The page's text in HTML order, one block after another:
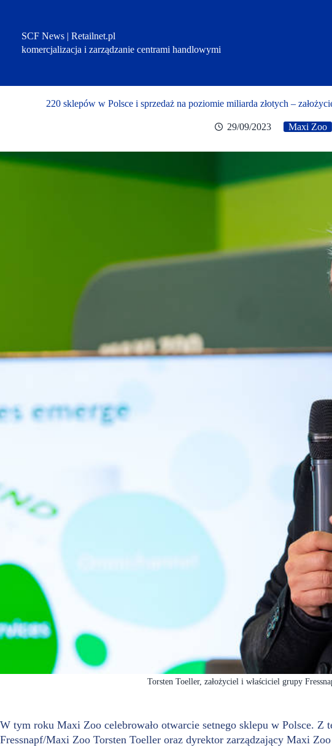
SCF News | Retailnet.pl
komercjalizacja i zarządzanie centrami handlowymi
220 sklepów w Polsce i sprzedaż na poziomie miliarda złotych –
29/09/2023 Maxi Zoo
Torsten Toeller, założyciel i właściciel grupy
W tym roku Maxi Zoo celebrowało otwarcie setnego sklepu w Polsce. Z
Fressnapf/Maxi Zoo Torsten Toeller oraz dyrektor zarządzający Maxi